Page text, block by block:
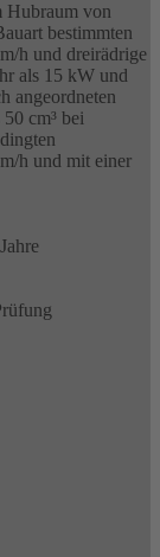
Hubraum von
bestimmten
h und dreirädrige
als 15 kW und
angeordneten
cm³ bei
h und mit einer